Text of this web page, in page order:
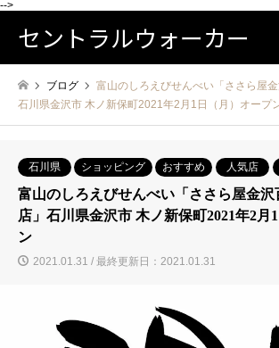
-->
セントラルウォーカー
ブログ
富山のしろえびせんべい「ささら屋金
石川県金沢市 木ノ新保町2021年2月1日（月）オープ
石川県 ショッピング おすすめ 人気店
富山のしろえびせんべい「ささら屋金沢
店」石川県金沢市 木ノ新保町2021年2月
ン
2021.01.31 / 最終更新日：2021.01.31